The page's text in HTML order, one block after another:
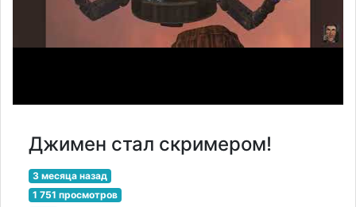
Джимен стал скримером!
3 месяца назад
1 751 просмотров